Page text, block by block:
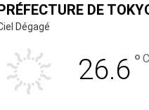
DE
Dégagé
26.6 ° C